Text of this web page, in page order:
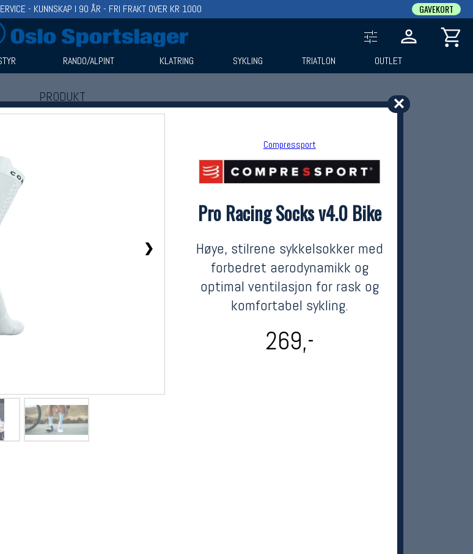
✕
❯
Compressport
Pro Racing Socks v4.0 Bike
Høye, stilrene sykkelsokker med
forbedret aerodynamikk og
optimal ventilasjon for rask og
komfortabel sykling.
269,-
- KUNNSKAP I 90 ÅR - FRI FRAKT OVER KR 1000 GAVEKORT
RANDO/ALPINT KLATRING SYKLING TRIATLON OUTLET
PRODUKT
Produkter (1)